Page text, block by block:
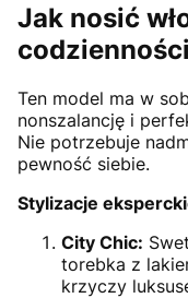
Jak nosić
Ten model ma w
nonszalancję i
Nie potrzebuje
pewność siebie.
Stylizacje
City Chic:
torebka z
krzyczy